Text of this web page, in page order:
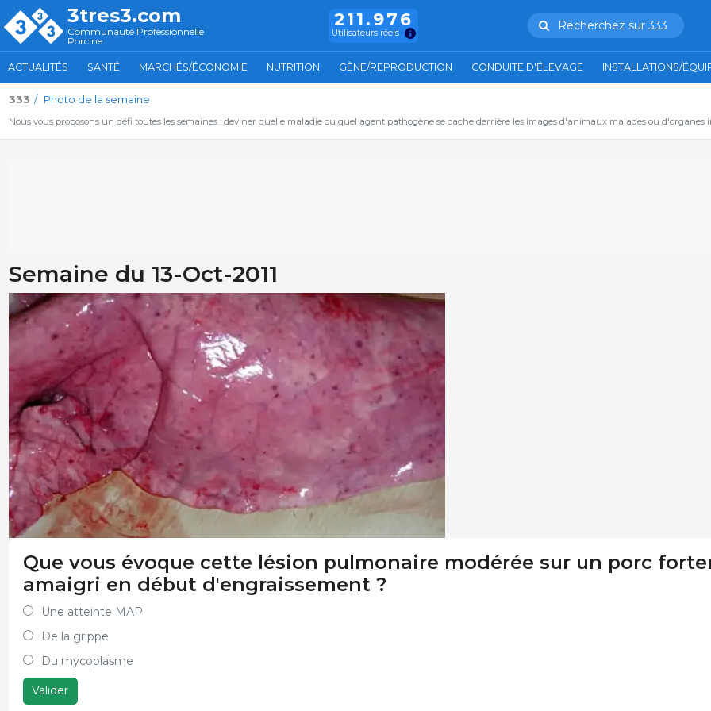
3tres3.com
Communauté Professionnelle
Porcine
211.976
Utilisateurs réels
Recherchez sur 333
ACTUALITÉS SANTÉ MARCHÉS/ÉCONOMIE NUTRITION GÈNE/REPRODUCTION CONDUITE D'ÉLEVAGE INSTALLATIONS/
333 Photo de la semaine
Nous vous proposons un défi toutes les semaines : deviner quelle maladie ou quel agent pathogène se cache derrière les images d'animaux malades ou d'organes
Semaine du 13-Oct-2011
Que vous évoque cette lésion pulmonaire modérée sur un porc
amaigri en début d'engraissement ?
Une atteinte MAP
De la grippe
Du mycoplasme
Valider